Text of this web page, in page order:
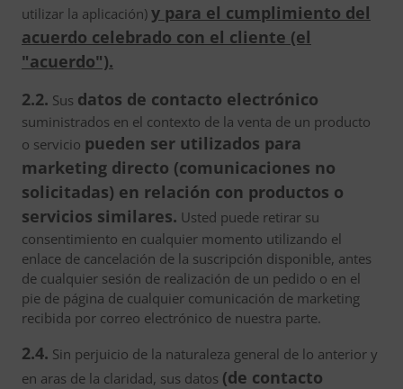
utilizar la aplicación) y para el cumplimiento del
acuerdo celebrado con el cliente (el
"acuerdo").
2.2. Sus datos de contacto electrónico
suministrados en el contexto de la venta de un producto
o servicio pueden ser utilizados para
marketing directo (comunicaciones no
solicitadas) en relación con productos o
servicios similares. Usted puede retirar su
consentimiento en cualquier momento utilizando el
enlace de cancelación de la suscripción disponible, antes
de cualquier sesión de realización de un pedido o en el
pie de página de cualquier comunicación de marketing
recibida por correo electrónico de nuestra parte.
2.4. Sin perjuicio de la naturaleza general de lo anterior y
en aras de la claridad, sus datos (de contacto